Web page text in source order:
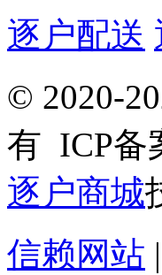
逐户配送
© 2020-
有 ICP备
逐户商城
信赖网站 |